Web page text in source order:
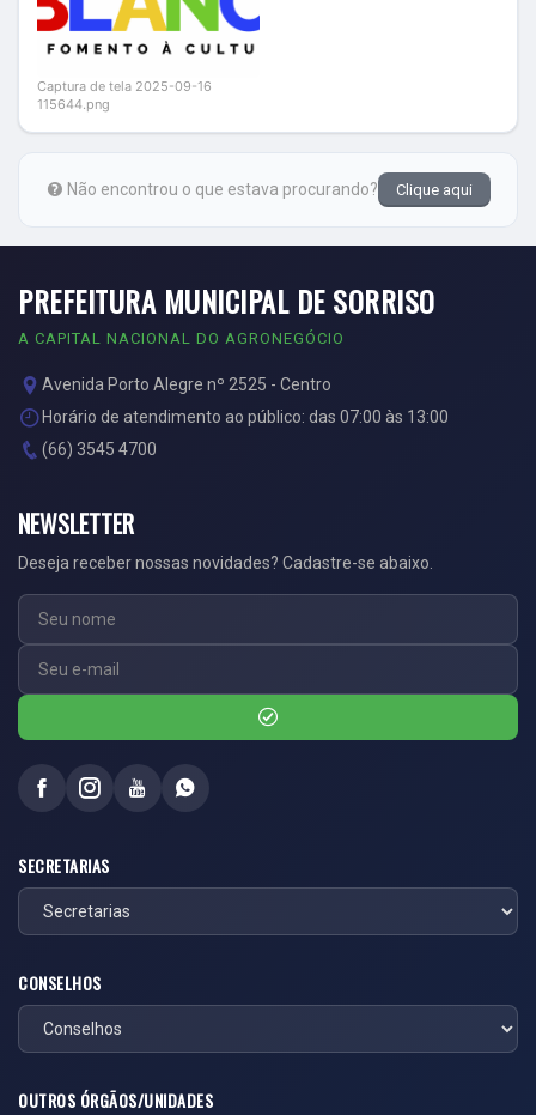
Captura de tela 2025-09-16
115644.png
Não encontrou o que estava procurando? Clique aqui
PREFEITURA MUNICIPAL DE SORRISO
A CAPITAL NACIONAL DO AGRONEGÓCIO
Avenida Porto Alegre nº 2525 - Centro
Horário de atendimento ao público: das 07:00 às 13:00
(66) 3545 4700
NEWSLETTER
Deseja receber nossas novidades? Cadastre-se abaixo.
SECRETARIAS
CONSELHOS
OUTROS ÓRGÃOS/UNIDADES